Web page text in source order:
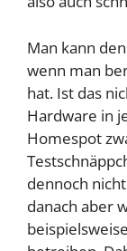
Man kann
wenn man
hat. Ist das
Hardware in
Homespot
dennoch
danach aber